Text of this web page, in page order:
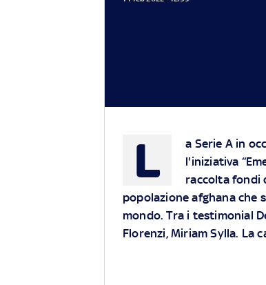
L
a Serie A in
l'iniziativa
raccolta fondi
popolazione afghana che
mondo. Tra i testimonial
Florenzi, MiriamSylla. La